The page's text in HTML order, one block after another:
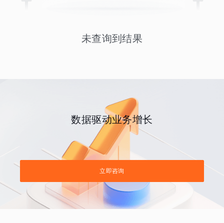
未查询到结果
数据驱动业务增长
立即咨询